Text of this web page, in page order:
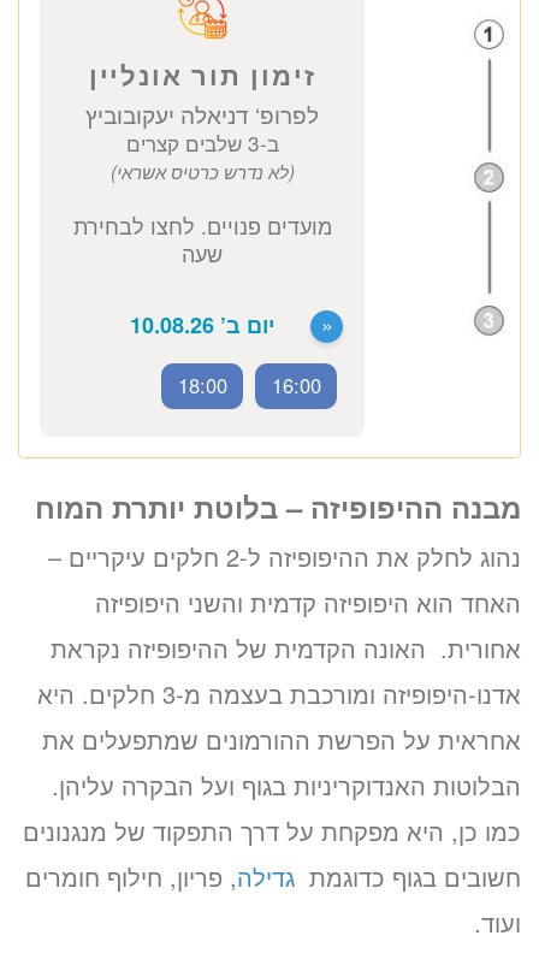
1520 ₪
לזימון תור טלפוני התקשרו
037712804
זימון תור אונליין
לפרופ‘ דניאלה יעקובוביץ
ב-3 שלבים קצרים
מועדים פנויים. לחצו לבחירת
« יום ב’ 10.08.26
16:00
18:00
מבנה ההיפופיזה – בלוטת יותרת המוח
נהוג לחלק את ההיפופיזה ל-2 חלקים עיקריים –
האחד הוא היפופיזה קדמית והשני היפופיזה
אחורית. האונה הקדמית של ההיפופיזה נקראת
אדנו-היפופיזה ומורכבת בעצמה מ-3 חלקים. היא
אחראית על הפרשת ההורמונים שמתפעלים את
הבלוטות האנדוקריניות בגוף ועל הבקרה עליהן.
כמו כן, היא מפקחת על דרך התפקוד של מנגנונים
חשובים בגוף כדוגמת גדילה, פריון, חילוף חומרים
ועוד.